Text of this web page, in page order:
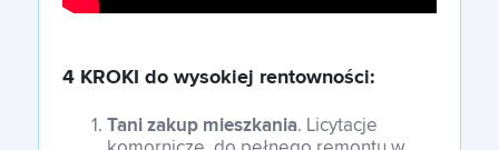
4 KROKI do wysokiej rentowności:
Tani zakup mieszkania. Licytacje